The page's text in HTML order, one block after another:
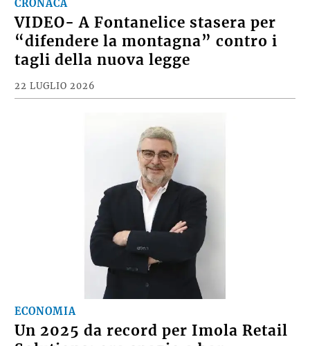
CRONACA
VIDEO- A Fontanelice stasera per
“difendere la montagna” contro i
tagli della nuova legge
22 LUGLIO 2026
ECONOMIA
Un 2025 da record per Imola Retail